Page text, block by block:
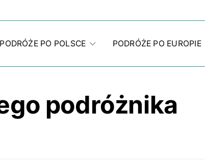
PODRÓŻE PO POLSCE PODRÓŻE PO EUROPIE
podróżnika